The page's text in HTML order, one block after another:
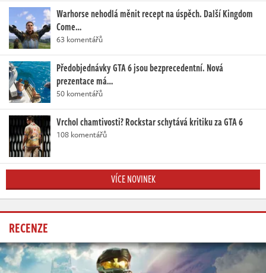
Warhorse nehodlá měnit recept na úspěch. Další Kingdom
Come…
63 komentářů
Předobjednávky GTA 6 jsou bezprecedentní. Nová
prezentace má…
50 komentářů
Vrchol chamtivosti? Rockstar schytává kritiku za GTA 6
108 komentářů
VÍCE NOVINEK
RECENZE